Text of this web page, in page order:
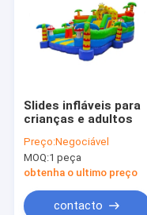
Slides infláveis para
crianças e adultos
Preço:Negociável
MOQ:1 peça
obtenha o ultimo preço
contacto